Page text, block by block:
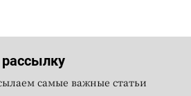
самые важные статьи